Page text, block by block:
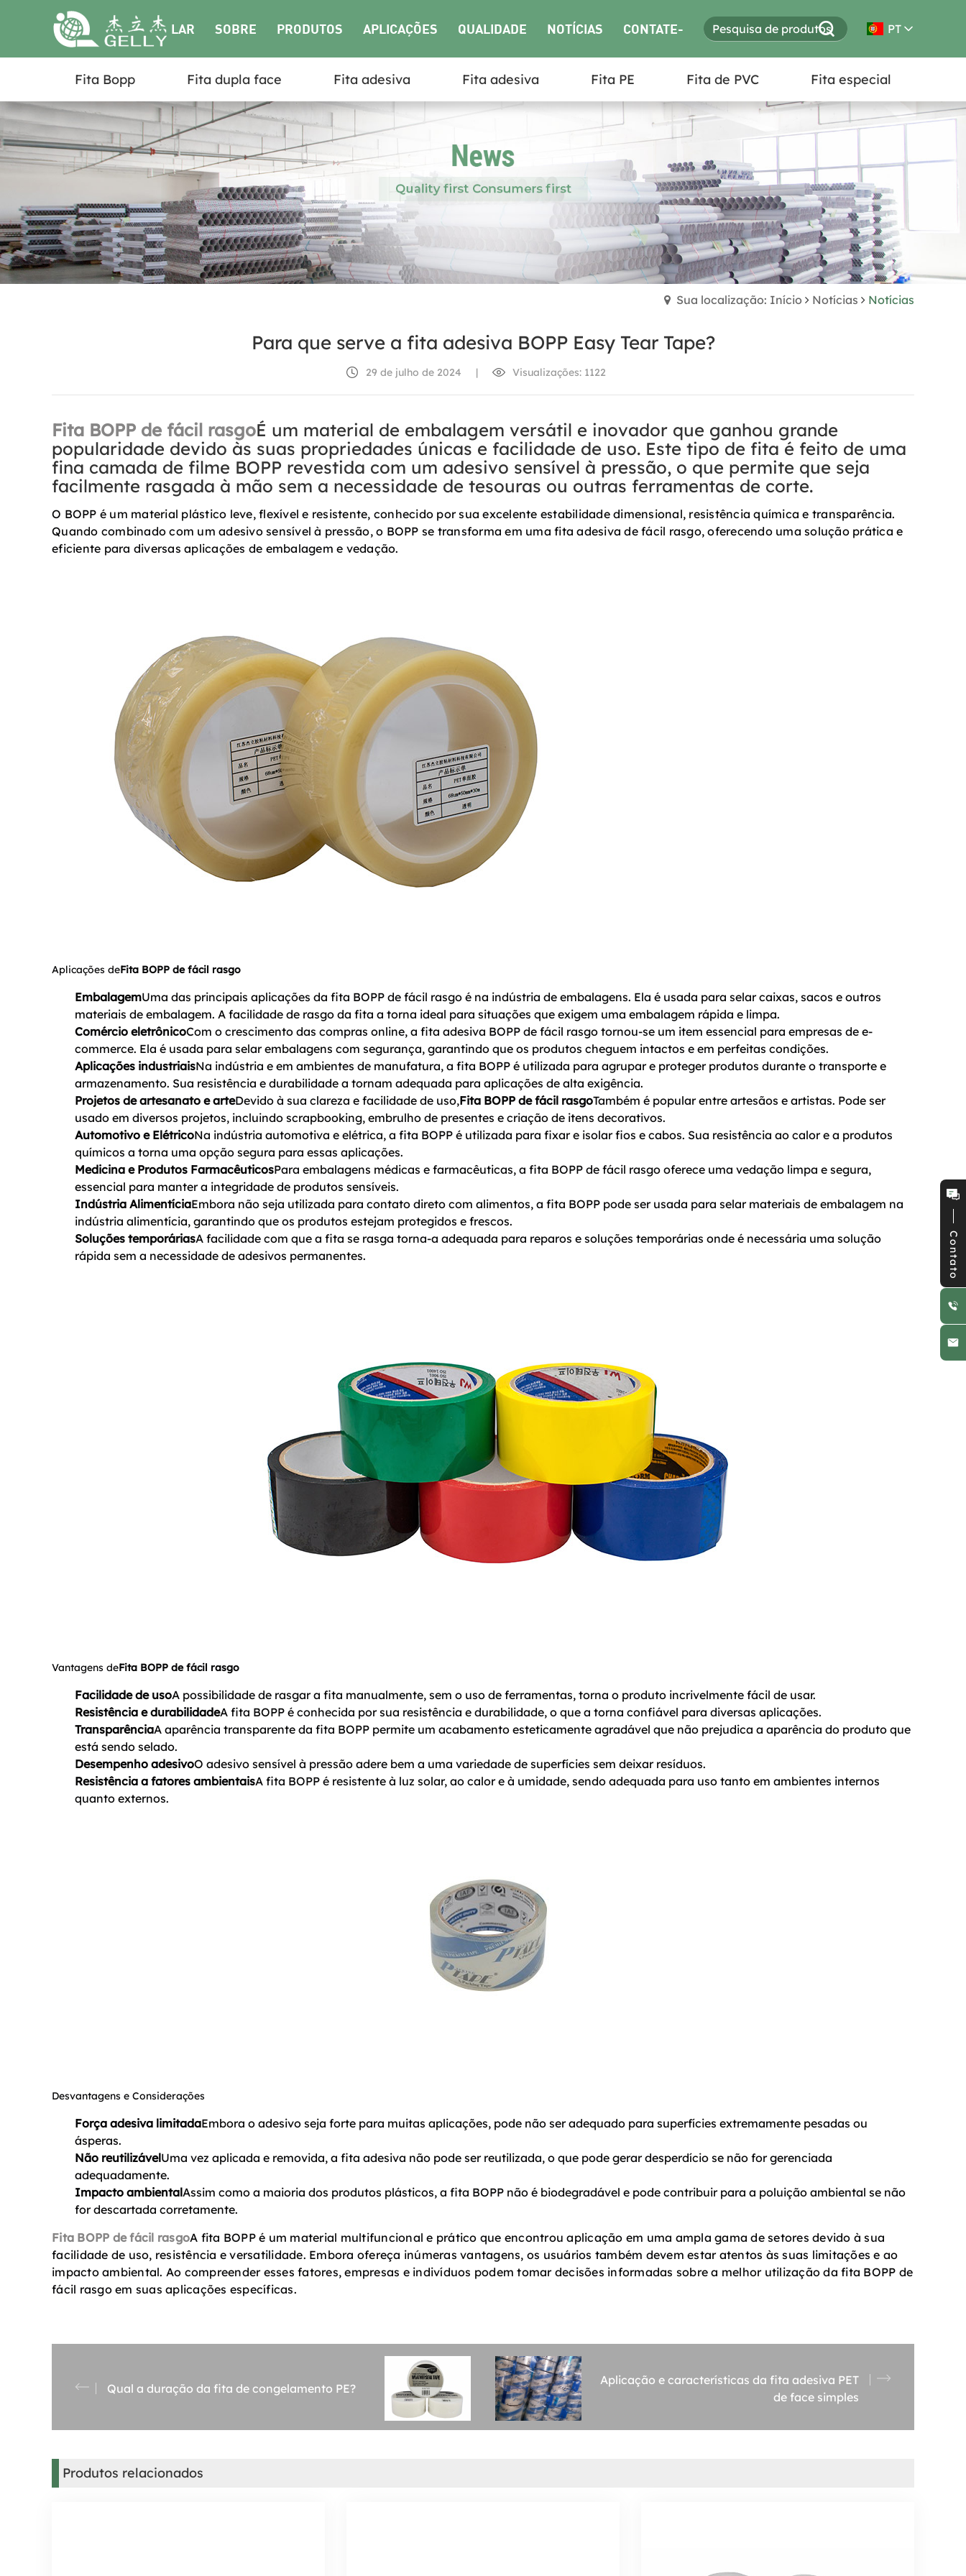
LAR SOBRE
NÓS
PRODUTOS APLICAÇÕES QUALIDADE NOTÍCIAS CONTATE-
NOS
PT
Fita Bopp Fita dupla face Fita adesiva Fita adesiva Fita PE Fita de PVC Fita especial
Sua localização: Início Notícias Notícias
Para que serve a fita adesiva BOPP Easy Tear Tape?
29 de julho de 2024 | Visualizações: 1122
Fita BOPP de fácil rasgoÉ um material de embalagem versátil e inovador que ganhou grande
popularidade devido às suas propriedades únicas e facilidade de uso. Este tipo de fita é feito de uma
fina camada de filme BOPP revestida com um adesivo sensível à pressão, o que permite que seja
facilmente rasgada à mão sem a necessidade de tesouras ou outras ferramentas de corte.
O BOPP é um material plástico leve, flexível e resistente, conhecido por sua excelente estabilidade dimensional, resistência química e transparência.
Quando combinado com um adesivo sensível à pressão, o BOPP se transforma em uma fita adesiva de fácil rasgo, oferecendo uma solução prática e
eficiente para diversas aplicações de embalagem e vedação.
Aplicações deFita BOPP de fácil rasgo
EmbalagemUma das principais aplicações da fita BOPP de fácil rasgo é na indústria de embalagens. Ela é usada para selar caixas, sacos e outros
materiais de embalagem. A facilidade de rasgo da fita a torna ideal para situações que exigem uma embalagem rápida e limpa.
Comércio eletrônicoCom o crescimento das compras online, a fita adesiva BOPP de fácil rasgo tornou-se um item essencial para empresas de e-
commerce. Ela é usada para selar embalagens com segurança, garantindo que os produtos cheguem intactos e em perfeitas condições.
Aplicações industriaisNa indústria e em ambientes de manufatura, a fita BOPP é utilizada para agrupar e proteger produtos durante o transporte e
armazenamento. Sua resistência e durabilidade a tornam adequada para aplicações de alta exigência.
Projetos de artesanato e arteDevido à sua clareza e facilidade de uso,Fita BOPP de fácil rasgoTambém é popular entre artesãos e artistas. Pode ser
usado em diversos projetos, incluindo scrapbooking, embrulho de presentes e criação de itens decorativos.
Automotivo e ElétricoNa indústria automotiva e elétrica, a fita BOPP é utilizada para fixar e isolar fios e cabos. Sua resistência ao calor e a produtos
químicos a torna uma opção segura para essas aplicações.
Medicina e Produtos FarmacêuticosPara embalagens médicas e farmacêuticas, a fita BOPP de fácil rasgo oferece uma vedação limpa e segura,
essencial para manter a integridade de produtos sensíveis.
Indústria AlimentíciaEmbora não seja utilizada para contato direto com alimentos, a fita BOPP pode ser usada para selar materiais de embalagem na
indústria alimentícia, garantindo que os produtos estejam protegidos e frescos.
Soluções temporáriasA facilidade com que a fita se rasga torna-a adequada para reparos e soluções temporárias onde é necessária uma solução
rápida sem a necessidade de adesivos permanentes.
Vantagens deFita BOPP de fácil rasgo
Facilidade de usoA possibilidade de rasgar a fita manualmente, sem o uso de ferramentas, torna o produto incrivelmente fácil de usar.
Resistência e durabilidadeA fita BOPP é conhecida por sua resistência e durabilidade, o que a torna confiável para diversas aplicações.
TransparênciaA aparência transparente da fita BOPP permite um acabamento esteticamente agradável que não prejudica a aparência do produto que
está sendo selado.
Desempenho adesivoO adesivo sensível à pressão adere bem a uma variedade de superfícies sem deixar resíduos.
Resistência a fatores ambientaisA fita BOPP é resistente à luz solar, ao calor e à umidade, sendo adequada para uso tanto em ambientes internos
quanto externos.
Desvantagens e Considerações
Força adesiva limitadaEmbora o adesivo seja forte para muitas aplicações, pode não ser adequado para superfícies extremamente pesadas ou
ásperas.
Não reutilizávelUma vez aplicada e removida, a fita adesiva não pode ser reutilizada, o que pode gerar desperdício se não for gerenciada
adequadamente.
Impacto ambientalAssim como a maioria dos produtos plásticos, a fita BOPP não é biodegradável e pode contribuir para a poluição ambiental se não
for descartada corretamente.
Fita BOPP de fácil rasgoA fita BOPP é um material multifuncional e prático que encontrou aplicação em uma ampla gama de setores devido à sua
facilidade de uso, resistência e versatilidade. Embora ofereça inúmeras vantagens, os usuários também devem estar atentos às suas limitações e ao
impacto ambiental. Ao compreender esses fatores, empresas e indivíduos podem tomar decisões informadas sobre a melhor utilização da fita BOPP de
fácil rasgo em suas aplicações específicas.
Qual a duração da fita de congelamento PE?
Aplicação e características da fita adesiva PET
de face simples
Produtos relacionados
Contato